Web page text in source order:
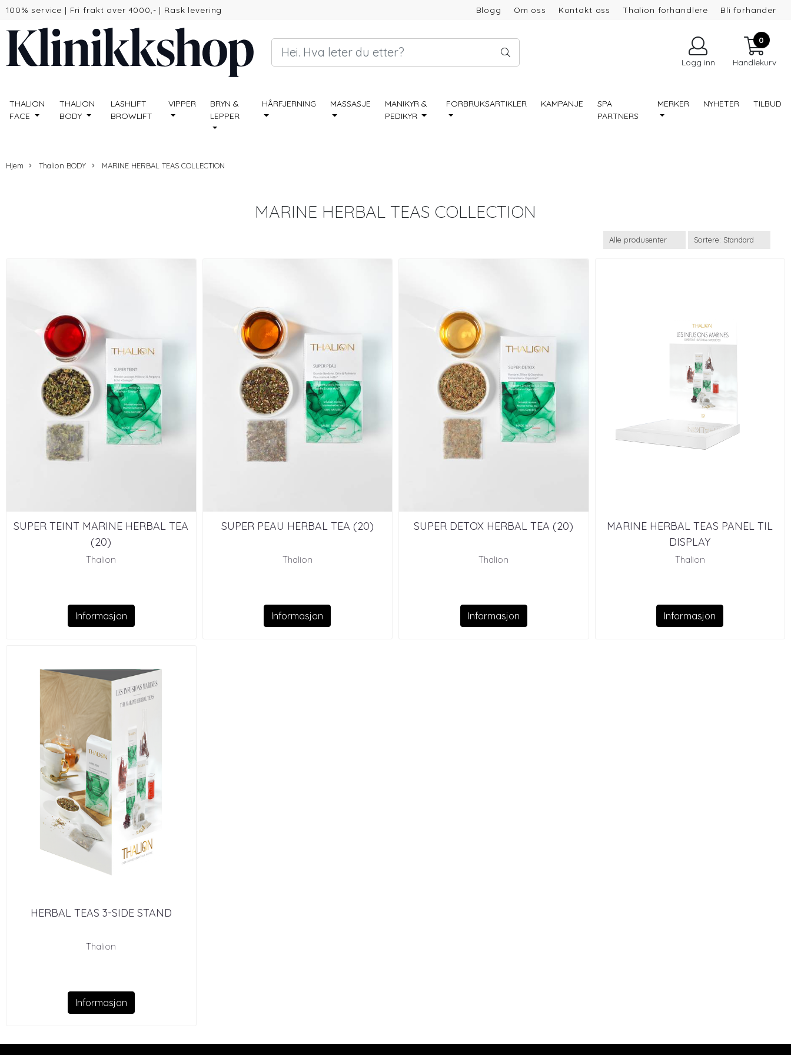
100% service | Fri frakt over 4000,- | Rask levering Blogg Om oss Kontakt oss Thalion forhandlere Bli forhander
Logg inn
0
Handlekurv
THALION
FACE
THALION
BODY
LASHLIFT
BROWLIFT
VIPPER
BRYN &
LEPPER
HÅRFJERNING MASSASJE
MANIKYR &
PEDIKYR
FORBRUKSARTIKLER KAMPANJE
SPA
PARTNERS
MERKER NYHETER TILBUD
Hjem Thalion BODY MARINE HERBAL TEAS COLLECTION
MARINE HERBAL TEAS COLLECTION
SUPER TEINT MARINE HERBAL TEA
(20)
Thalion
Informasjon
SUPER PEAU HERBAL TEA (20)
Thalion
Informasjon
SUPER DETOX HERBAL TEA (20)
Thalion
Informasjon
MARINE HERBAL TEAS PANEL TIL
DISPLAY
Thalion
Informasjon
HERBAL TEAS 3-SIDE STAND
Thalion
Informasjon